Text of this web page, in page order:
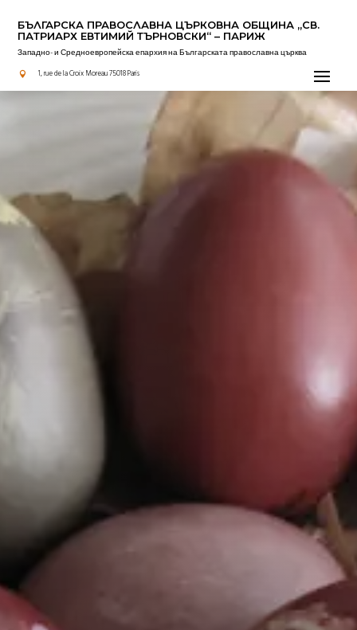
БЪЛГАРСКА ПРАВОСЛАВНА ЦЪРКОВНА OБЩИНА „СВ.
ПАТРИАРХ ЕВТИМИЙ ТЪРНОВСКИ“ – ПАРИЖ
Западно- и Средноевропейска епархия на Българската православна църква
 1, rue de la Croix Moreau 75018 Paris
Актуално